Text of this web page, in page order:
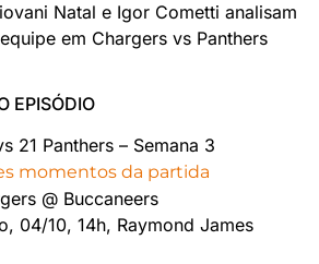
Natal e Igor Cometti analisam
em Chargers vs Panthers
EPISÓDIO
21 Panthers – Semana 3
momentos da partida
@ Buccaneers
04/10, 14h, Raymond James